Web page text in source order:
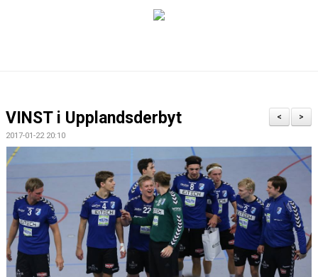
BILDGALLERI
DOKUMENT
KONTAKT
>
<
VINST i Upplandsderbyt
2017-01-22 20:10